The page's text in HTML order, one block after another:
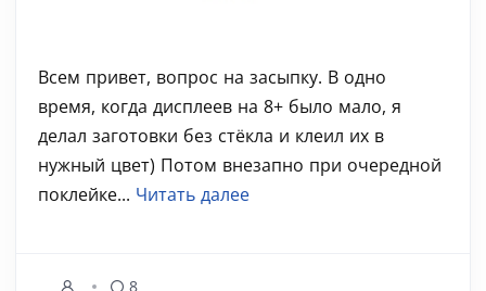
Всем привет, вопрос на засыпку. В одно
время, когда дисплеев на 8+ было мало, я
делал заготовки без стёкла и клеил их в
нужный цвет) Потом внезапно при очередной
поклейке... Читать далее
8